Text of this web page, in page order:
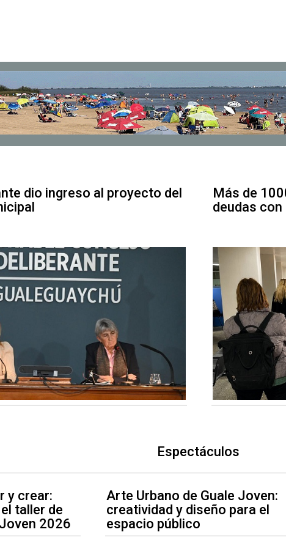
dio ingreso al proyecto del
Más de
deudas
Espectáculos
y crear:
taller de
2026
Arte Urbano de Guale Joven:
creatividad y diseño para el
espacio público